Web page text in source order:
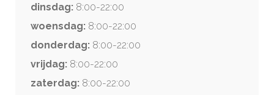
dinsdag: 8:00-22:00
woensdag: 8:00-22:00
donderdag: 8:00-22:00
vrijdag: 8:00-22:00
zaterdag: 8:00-22:00